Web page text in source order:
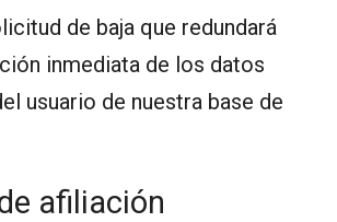
de baja que redundará
inmediata de los datos
usuario de nuestra base de
afiliación